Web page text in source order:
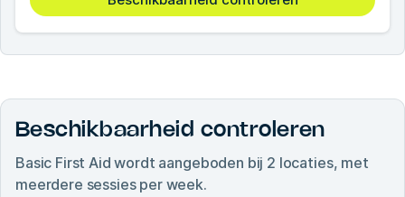
Beschikbaarheid controleren
Basic First Aid wordt aangeboden bij 2 locaties, met
meerdere sessies per week.